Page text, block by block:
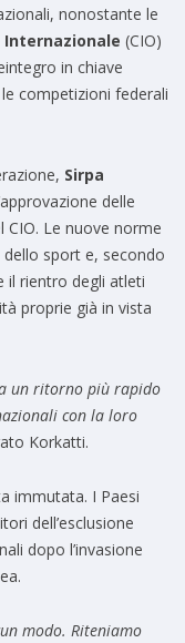
nonostante le
(CIO)
in chiave
competizioni federali
Sirpa
delle
CIO. Le nuove norme
sport e, secondo
il rientro degli atleti
proprie già in vista
un ritorno più rapido
con la loro
Korkatti.
immutata. I Paesi
dell’esclusione
dopo l’invasione
modo. Riteniamo